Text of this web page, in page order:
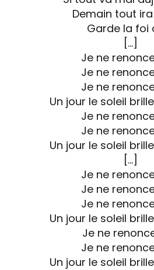
Demain tout
Garde la foi
[…]
Je ne
Je ne
Je ne
Un jour le soleil
Je ne
Je ne
Un jour le soleil
[…]
Je ne
Je ne
Je ne
Un jour le soleil
Je ne
Je ne
Un jour le soleil